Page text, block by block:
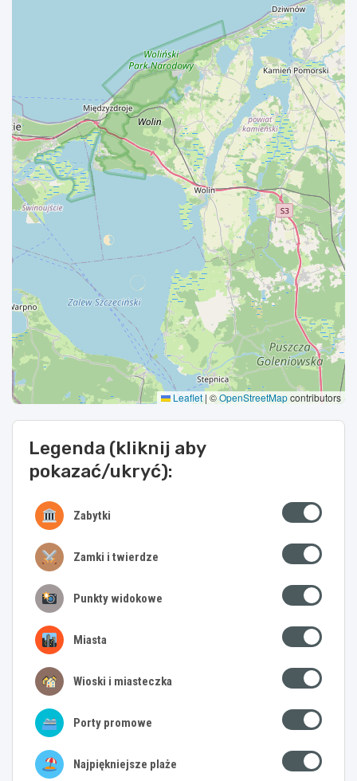
Leaflet | ©OpenStreetMapcontributors
Legenda (kliknij aby
pokazać/ukryć):
Zabytki
Zamki i twierdze
Punkty widokowe
Miasta
Wioski i miasteczka
Porty promowe
Najpiękniejsze plaże